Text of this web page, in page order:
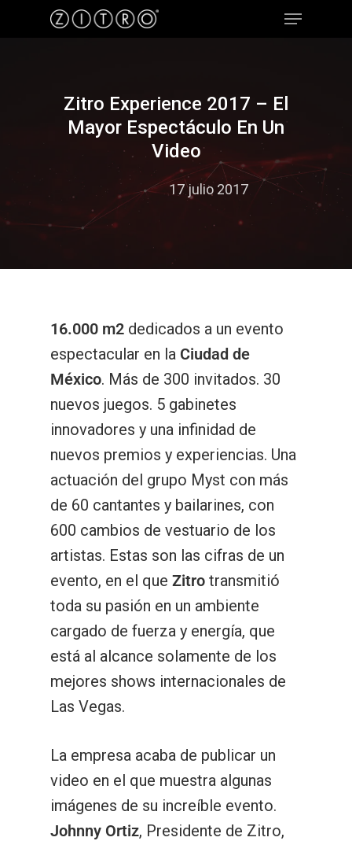
Hit enter to search or ESC to close
Zitro Experience 2017 – El
Mayor Espectáculo En Un
Video
17 julio 2017
16.000 m2 dedicados a un evento
espectacular en la Ciudad de
México. Más de 300 invitados. 30
nuevos juegos. 5 gabinetes
innovadores y una infinidad de
nuevos premios y experiencias. Una
actuación del grupo Myst con más
de 60 cantantes y bailarines, con
600 cambios de vestuario de los
artistas. Estas son las cifras de un
evento, en el que Zitro transmitió
toda su pasión en un ambiente
cargado de fuerza y energía, que
está al alcance solamente de los
mejores shows internacionales de
Las Vegas.
La empresa acaba de publicar un
video en el que muestra algunas
imágenes de su increíble evento.
Johnny Ortiz, Presidente de Zitro,